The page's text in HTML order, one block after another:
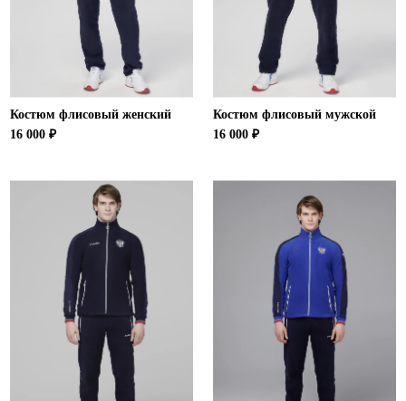
Костюм флисовый женский
16 000 ₽
Костюм флисовый мужской
16 000 ₽